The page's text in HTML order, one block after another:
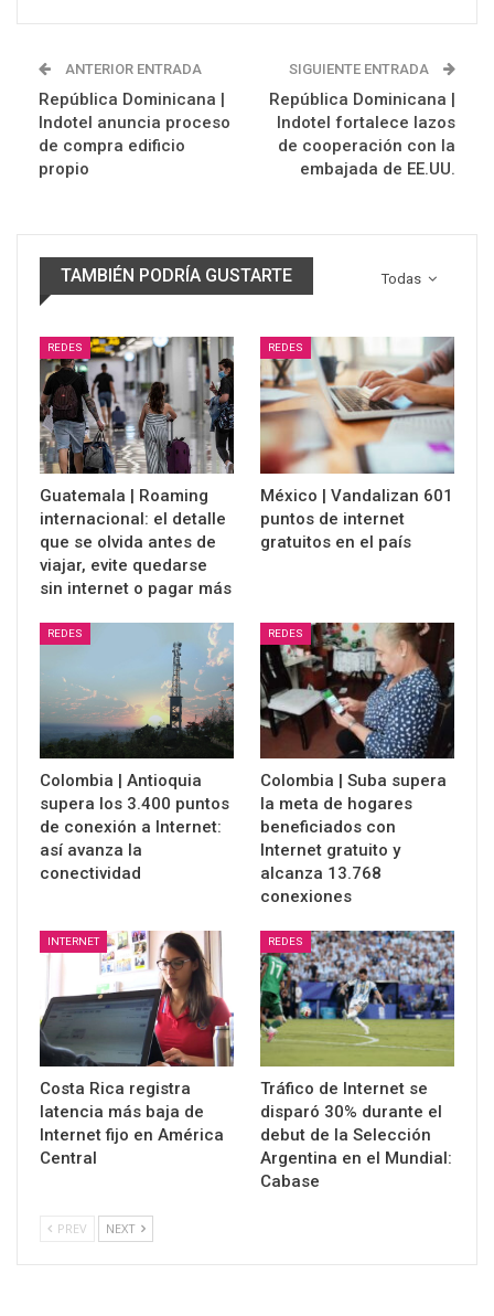
ANTERIOR ENTRADA
República Dominicana |
Indotel anuncia proceso
de compra edificio
propio
SIGUIENTE ENTRADA
República Dominicana |
Indotel fortalece lazos
de cooperación con la
embajada de EE.UU.
Todas
TAMBIÉN PODRÍA GUSTARTE
REDES
Guatemala | Roaming
internacional: el detalle
que se olvida antes de
viajar, evite quedarse
sin internet o pagar más
REDES
México | Vandalizan 601
puntos de internet
gratuitos en el país
REDES
Colombia | Antioquia
supera los 3.400 puntos
de conexión a Internet:
así avanza la
conectividad
REDES
Colombia | Suba supera
la meta de hogares
beneficiados con
Internet gratuito y
alcanza 13.768
conexiones
INTERNET
Costa Rica registra
latencia más baja de
Internet fijo en América
Central
REDES
Tráfico de Internet se
disparó 30% durante el
debut de la Selección
Argentina en el Mundial:
Cabase
PREV NEXT